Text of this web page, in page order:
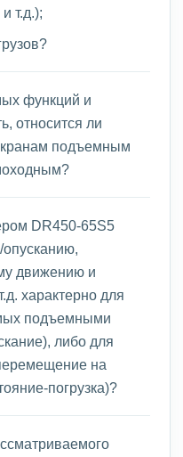
т.д.);
функций и
относится ли
подъемным
DR450-65S5
движению и
характерно для
подъемными
либо для
на
погрузка)?